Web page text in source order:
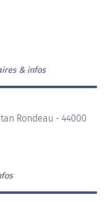
& infos
Rondeau - 44000